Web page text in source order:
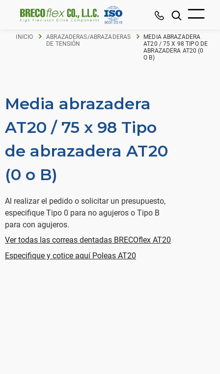
INICIO
ABRAZADERAS/ABRAZADERAS
DE TENSIÓN
MEDIA ABRAZADERA
AT20 / 75 X 98 TIPO DE
ABRAZADERA AT20 (0
O B)
Media abrazadera
AT20 / 75 x 98 Tipo
de abrazadera AT20
(0 o B)
Al realizar el pedido o solicitar un presupuesto,
especifique Tipo 0 para no agujeros o Tipo B
para con agujeros.
Ver todas las correas dentadas BRECOflex AT20
Especifique y cotice aquí Poleas AT20